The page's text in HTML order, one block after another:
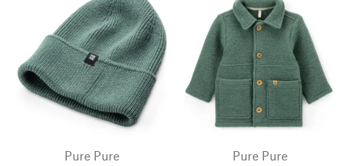
Pure Pure
Pure Pure